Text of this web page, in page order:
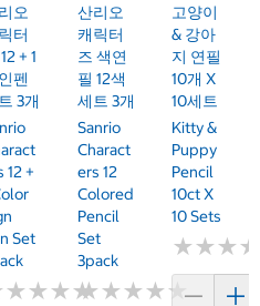
오
터
+ 1
펜
3개
12 +
Set
★★★★
★★★★
산리오
캐릭터
즈 색연
필 12색
세트 3개
Sanrio
Charact
Ers 12
Colored
Pencil
Set
3pack
★★★★★
★★★★★
고양이
& 강아
지 연필
10개 X
10세트
Kitty &
Puppy
Pencil
10ct X
10 Sets
★★★
★★★